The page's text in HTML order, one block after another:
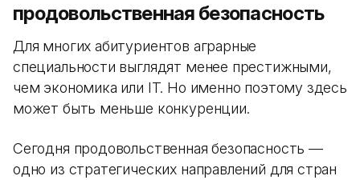
продовольственная безопасность
Для многих абитуриентов аграрные
специальности выглядят менее престижными,
чем экономика или IT. Но именно поэтому здесь
может быть меньше конкуренции.
Сегодня продовольственная безопасность —
одно из стратегических направлений для стран